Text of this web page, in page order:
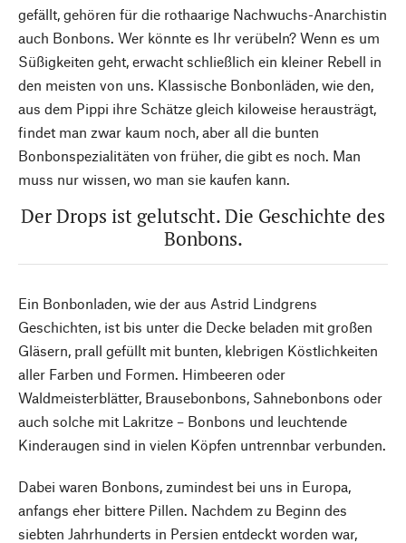
gefällt, gehören für die rothaarige Nachwuchs-Anarchistin
auch Bonbons. Wer könnte es Ihr verübeln? Wenn es um
Süßigkeiten geht, erwacht schließlich ein kleiner Rebell in
den meisten von uns. Klassische Bonbonläden, wie den,
aus dem Pippi ihre Schätze gleich kiloweise herausträgt,
findet man zwar kaum noch, aber all die bunten
Bonbonspezialitäten von früher, die gibt es noch. Man
muss nur wissen, wo man sie kaufen kann.
Der Drops ist gelutscht. Die Geschichte des
Bonbons.
Ein Bonbonladen, wie der aus Astrid Lindgrens
Geschichten, ist bis unter die Decke beladen mit großen
Gläsern, prall gefüllt mit bunten, klebrigen Köstlichkeiten
aller Farben und Formen. Himbeeren oder
Waldmeisterblätter, Brausebonbons, Sahnebonbons oder
auch solche mit Lakritze – Bonbons und leuchtende
Kinderaugen sind in vielen Köpfen untrennbar verbunden.
Dabei waren Bonbons, zumindest bei uns in Europa,
anfangs eher bittere Pillen. Nachdem zu Beginn des
siebten Jahrhunderts in Persien entdeckt worden war,